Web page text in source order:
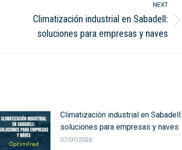
NEXT
Climatización industrial en Sabadell:
soluciones para empresas y naves
Climatización industrial en Sabadell:
soluciones para empresas y naves
07/07/2026